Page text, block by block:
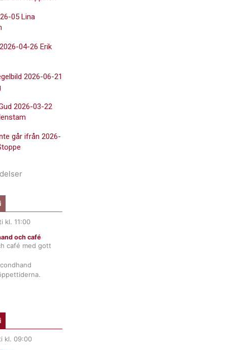
05 Lina
04-26 Erik
2026-06-21
2026-03-22
går ifrån 2026-
kl. 11:00
och café
café med gott
kl. 09:00